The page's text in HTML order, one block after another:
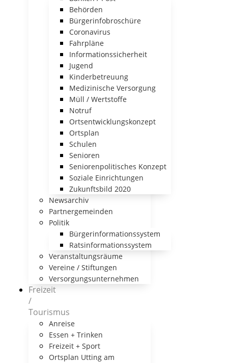
Behörden
Bürgerinfobroschüre
Coronavirus
Fahrpläne
Informationssicherheit
Jugend
Kinderbetreuung
Medizinische Versorgung
Müll / Wertstoffe
Notruf
Ortsentwicklungskonzept
Ortsplan
Schulen
Senioren
Seniorenpolitisches Konzept
Soziale Einrichtungen
Zukunftsbild 2020
Newsarchiv
Partnergemeinden
Politik
Bürgerinformationssystem
Ratsinformationssystem
Veranstaltungsräume
Vereine / Stiftungen
Versorgungsunternehmen
Freizeit
/
Tourismus
Anreise
Essen + Trinken
Freizeit + Sport
Ortsplan Utting am